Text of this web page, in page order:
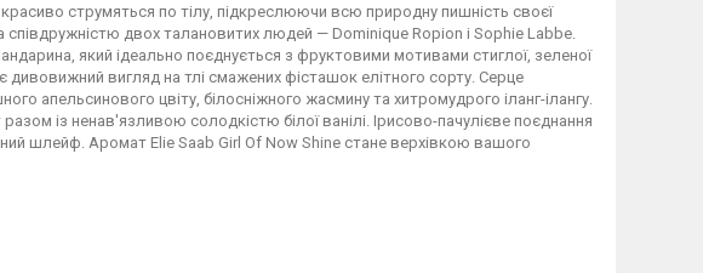
струмяться по тілу, підкреслюючи всю природну пишність своєї
двох талановитих людей — Dominique Ropion і Sophie Labbe.
який ідеально поєднується з фруктовими мотивами стиглої, зеленої
дивовижний вигляд на тлі смажених фісташок елітного сорту. Серце
апельсинового цвіту, білосніжного жасмину та хитромудрого іланг-ілангу.
із ненав'язливою солодкістю білої ванілі. Ірисово-пачулієве поєднання
шлейф. Аромат Elie Saab Girl Of Now Shine стане верхівкою вашого